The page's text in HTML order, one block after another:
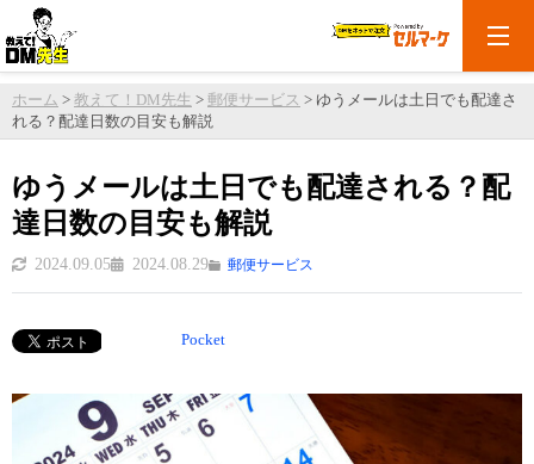
ホーム > 教えて！DM先生 > 郵便サービス > ゆうメールは土日でも配達さ
れる？配達日数の目安も解説
ゆうメールは土日でも配達される？配
達日数の目安も解説
2024.09.05 2024.08.29 郵便サービス
Pocket